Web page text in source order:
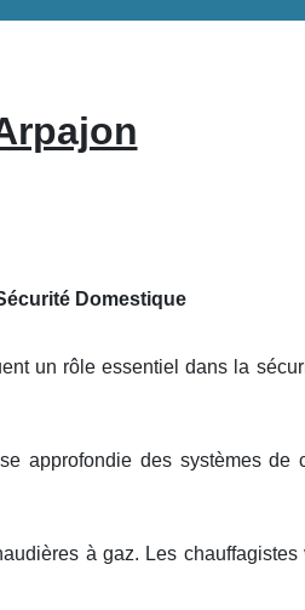
Domestique
un rôle essentiel dans la
approfondie des systèmes de
à gaz. Les